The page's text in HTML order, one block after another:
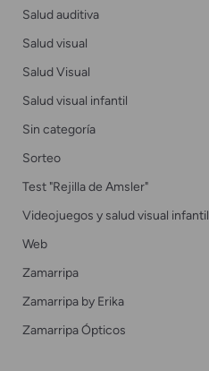
Salud auditiva
Salud visual
Salud Visual
Salud visual infantil
Sin categoría
Sorteo
Test "Rejilla de Amsler"
Videojuegos y salud visual infantil
Web
Zamarripa
Zamarripa by Erika
Zamarripa Ópticos